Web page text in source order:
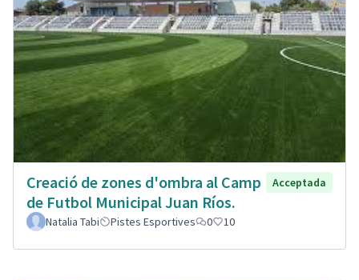
Creació de zones d'ombra al Camp
de Futbol Municipal Juan Ríos.
Acceptada
Natalia Tabi Pistes Esportives 0 10